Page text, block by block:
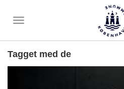
Toggle
Tagget med de